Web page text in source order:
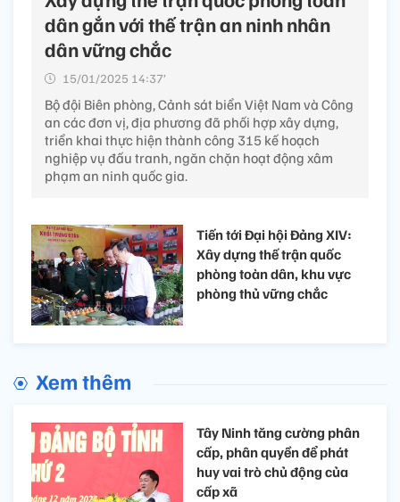
dân gắn với thế trận an ninh nhân
dân vững chắc
15/01/2025 14:37’
Bộ đội Biên phòng, Cảnh sát biển Việt Nam và Công
an các đơn vị, địa phương đã phối hợp xây dựng,
triển khai thực hiện thành công 315 kế hoạch
nghiệp vụ đấu tranh, ngăn chặn hoạt động xâm
phạm an ninh quốc gia.
Tiến tới Đại hội Đảng XIV:
Xây dựng thế trận quốc
phòng toàn dân, khu vực
phòng thủ vững chắc
Xem thêm
Tây Ninh tăng cường phân
cấp, phân quyền để phát
huy vai trò chủ động của
cấp xã